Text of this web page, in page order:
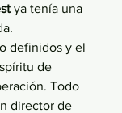
ya tenía una
definidos y el
de
Todo
director de